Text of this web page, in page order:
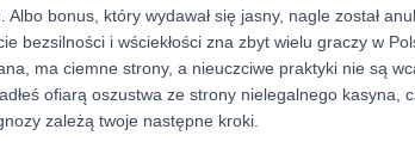
bonus, który wydawał się jasny, nagle został
bezsilności i wściekłości zna zbyt wielu graczy w
ma ciemne strony, a nieuczciwe praktyki nie są
ofiarą oszustwa ze strony nielegalnego kasyna,
zależą twoje następne kroki.